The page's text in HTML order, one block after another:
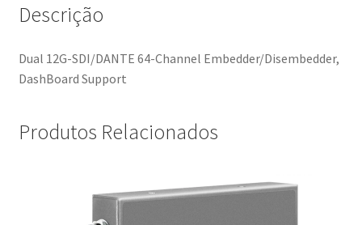
Descrição
Dual 12G-SDI/DANTE 64-Channel Embedder/Disembedder,
DashBoard Support
Produtos Relacionados